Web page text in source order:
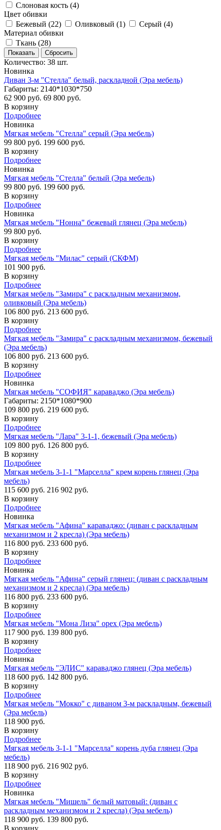
Слоновая кость (4)
Цвет обивки
Бежевый (22) Оливковый (1) Серый (4)
Материал обивки
Ткань (28)
Количество: 38 шт.
Новинка
Диван 3-м "Стелла" белый, раскладной (Эра мебель)
Габариты: 2140*1030*750
62 900 руб. 69 800 руб.
В корзину
Подробнее
Новинка
Мягкая мебель "Стелла" серый (Эра мебель)
99 800 руб. 199 600 руб.
В корзину
Подробнее
Новинка
Мягкая мебель "Стелла" белый (Эра мебель)
99 800 руб. 199 600 руб.
В корзину
Подробнее
Новинка
Мягкая мебель "Нонна" бежевый глянец (Эра мебель)
99 800 руб.
В корзину
Подробнее
Мягкая мебель "Милас" серый (СКФМ)
101 900 руб.
В корзину
Подробнее
Мягкая мебель "Замира" с раскладным механизмом,
оливковый (Эра мебель)
106 800 руб. 213 600 руб.
В корзину
Подробнее
Мягкая мебель "Замира" с раскладным механизмом, бежевый
(Эра мебель)
106 800 руб. 213 600 руб.
В корзину
Подробнее
Новинка
Мягкая мебель "СОФИЯ" караваджо (Эра мебель)
Габариты: 2150*1080*900
109 800 руб. 219 600 руб.
В корзину
Подробнее
Мягкая мебель "Лара" 3-1-1, бежевый (Эра мебель)
109 800 руб. 126 800 руб.
В корзину
Подробнее
Мягкая мебель 3-1-1 "Марселла" крем корень глянец (Эра
мебель)
115 600 руб. 216 902 руб.
В корзину
Подробнее
Новинка
Мягкая мебель "Афина" караваджо: (диван с раскладным
механизмом и 2 кресла) (Эра мебель)
116 800 руб. 233 600 руб.
В корзину
Подробнее
Новинка
Мягкая мебель "Афина" серый глянец: (диван с раскладным
механизмом и 2 кресла) (Эра мебель)
116 800 руб. 233 600 руб.
В корзину
Подробнее
Мягкая мебель "Мона Лиза" орех (Эра мебель)
117 900 руб. 139 800 руб.
В корзину
Подробнее
Новинка
Мягкая мебель "ЭЛИС" караваджо глянец (Эра мебель)
118 600 руб. 142 800 руб.
В корзину
Подробнее
Мягкая мебель "Мокко" с диваном 3-м раскладным, бежевый
(Эра мебель)
118 900 руб.
В корзину
Подробнее
Мягкая мебель 3-1-1 "Марселла" корень дуба глянец (Эра
мебель)
118 900 руб. 216 902 руб.
В корзину
Подробнее
Новинка
Мягкая мебель "Мишель" белый матовый: (диван с
раскладным механизмом и 2 кресла) (Эра мебель)
118 900 руб. 139 800 руб.
В корзину